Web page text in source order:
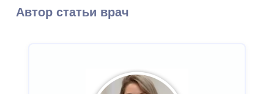
Автор статьи врач